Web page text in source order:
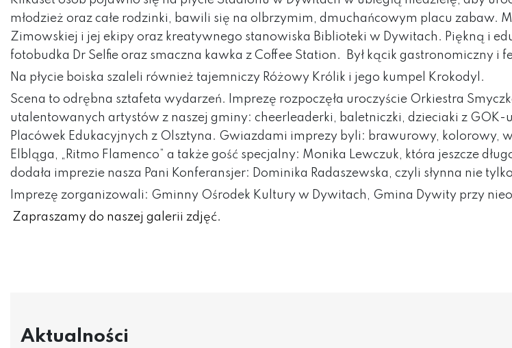
młodzież oraz całe rodzinki, bawili się na olbrzymim, dmuchańcowym placu zabaw.
Zimowskiej i jej ekipy oraz kreatywnego stanowiska Biblioteki w Dywitach. Piękną i
fotobudka Dr Selfie oraz smaczna kawka z Coffee Station. Był kącik gastronomiczny i
Na płycie boiska szaleli również tajemniczy Różowy Królik i jego kumpel Krokodyl.
Scena to odrębna sztafeta wydarzeń. Imprezę rozpoczęła uroczyście Orkiestra
utalentowanych artystów z naszej gminy: cheerleaderki, baletniczki, dzieciaki z GOK-
Placówek Edukacyjnych z Olsztyna. Gwiazdami imprezy byli: brawurowy, kolorowy,
Elbląga, „Ritmo Flamenco” a także gość specjalny: Monika Lewczuk, która jeszcze
dodała imprezie nasza Pani Konferansjer: Dominika Radaszewska, czyli słynna nie
Imprezę zorganizowali: Gminny Ośrodek Kultury w Dywitach, Gmina Dywity przy
Zapraszamy do naszej galerii zdjęć.
Aktualności